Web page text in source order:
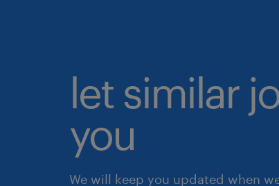
let similar
you
We will keep you updated when